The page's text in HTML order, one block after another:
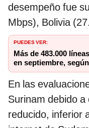
desempeño fue
Mbps), Bolivia
PUEDES VER:
Más de 483.000
en septiembre,
En las
Surinam debido
reducido, inferior